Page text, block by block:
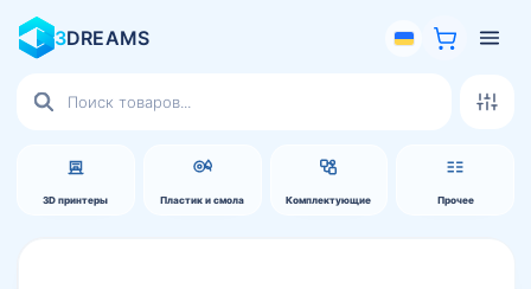
3DREAMS
3D принтеры Пластик и смола Комплектующие Прочее
товаров